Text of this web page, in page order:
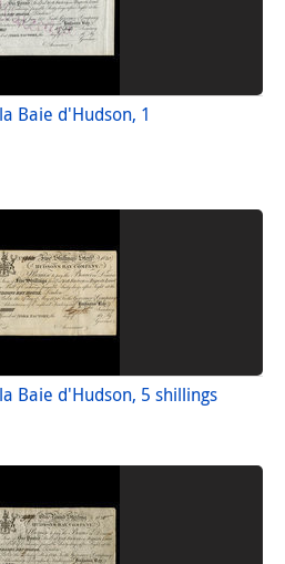
Baie d'Hudson, 1
Baie d'Hudson, 5 shillings